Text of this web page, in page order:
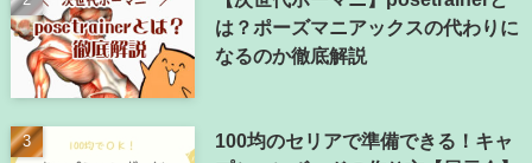
は？ポーズマニアックスの代わりに
なるのか徹底解説
100均のセリアで準備できる！キャ